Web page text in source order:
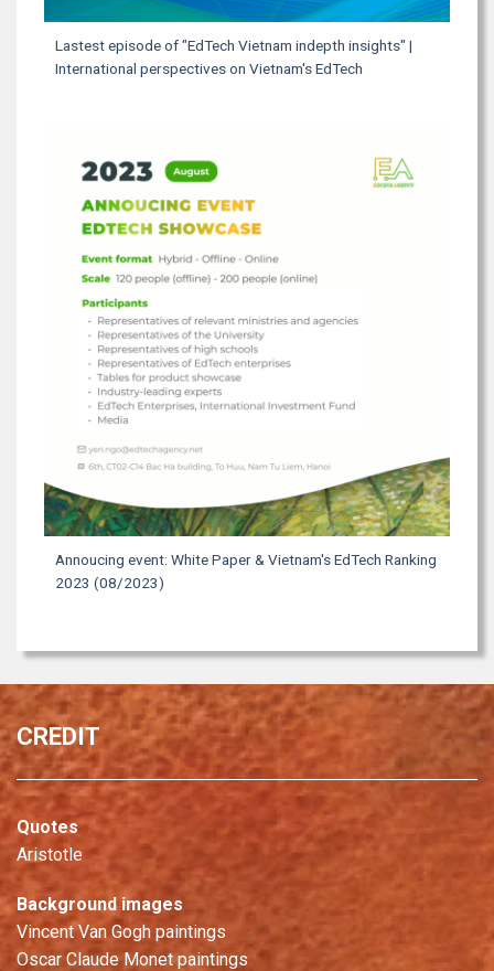
Lastest episode of "EdTech Vietnam indepth insights" |
International perspectives on Vietnam's EdTech
Annoucing event: White Paper & Vietnam's EdTech Ranking
2023 (08/2023)
CREDIT
Quotes
Aristotle
Background images
Vincent Van Gogh paintings
Oscar Claude Monet paintings